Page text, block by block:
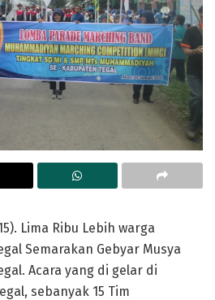
Lima Ribu Lebih warga
Semarakan Gebyar Musya
Acara yang di gelar di
sebanyak 15 Tim